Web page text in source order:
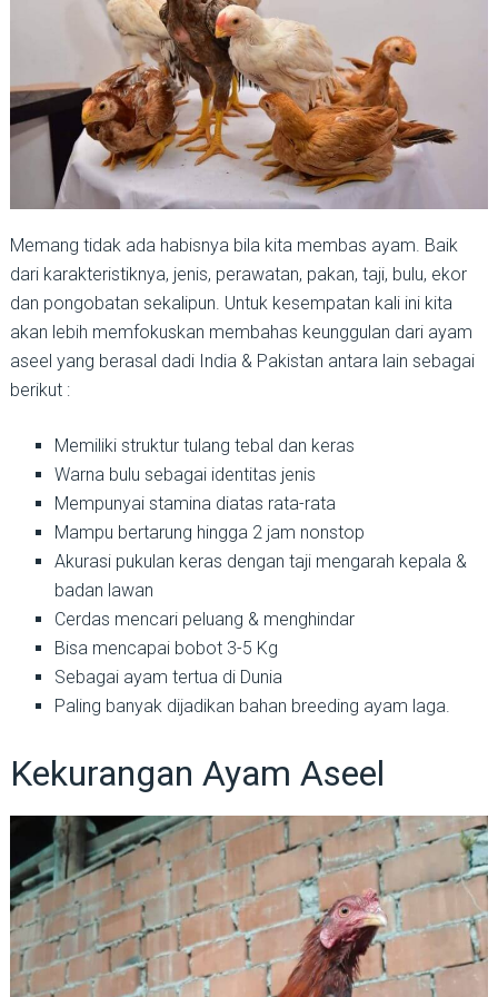
Memang tidak ada habisnya bila kita membas ayam. Baik
dari karakteristiknya, jenis, perawatan, pakan, taji, bulu, ekor
dan pongobatan sekalipun. Untuk kesempatan kali ini kita
akan lebih memfokuskan membahas keunggulan dari ayam
aseel yang berasal dadi India & Pakistan antara lain sebagai
berikut :
Memiliki struktur tulang tebal dan keras
Warna bulu sebagai identitas jenis
Mempunyai stamina diatas rata-rata
Mampu bertarung hingga 2 jam nonstop
Akurasi pukulan keras dengan taji mengarah kepala &
badan lawan
Cerdas mencari peluang & menghindar
Bisa mencapai bobot 3-5 Kg
Sebagai ayam tertua di Dunia
Paling banyak dijadikan bahan breeding ayam laga.
Kekurangan Ayam Aseel